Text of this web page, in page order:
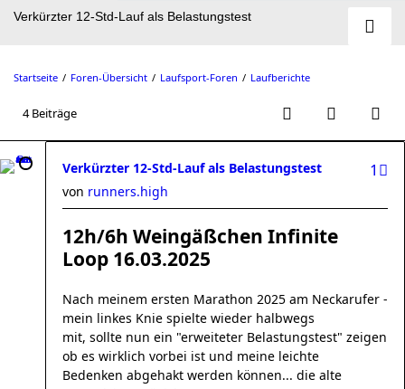
Verkürzter 12-Std-Lauf als Belastungstest
Startseite Foren-Übersicht Laufsport-Foren Laufberichte
4 Beiträge
Verkürzter 12-Std-Lauf als Belastungstest 1
von runners.high
12h/6h Weingäßchen Infinite
Loop 16.03.2025
Nach meinem ersten Marathon 2025 am Neckarufer -
mein linkes Knie spielte wieder halbwegs
mit, sollte nun ein "erweiteter Belastungstest" zeigen
ob es wirklich vorbei ist und meine leichte
Bedenken abgehakt werden können... die alte